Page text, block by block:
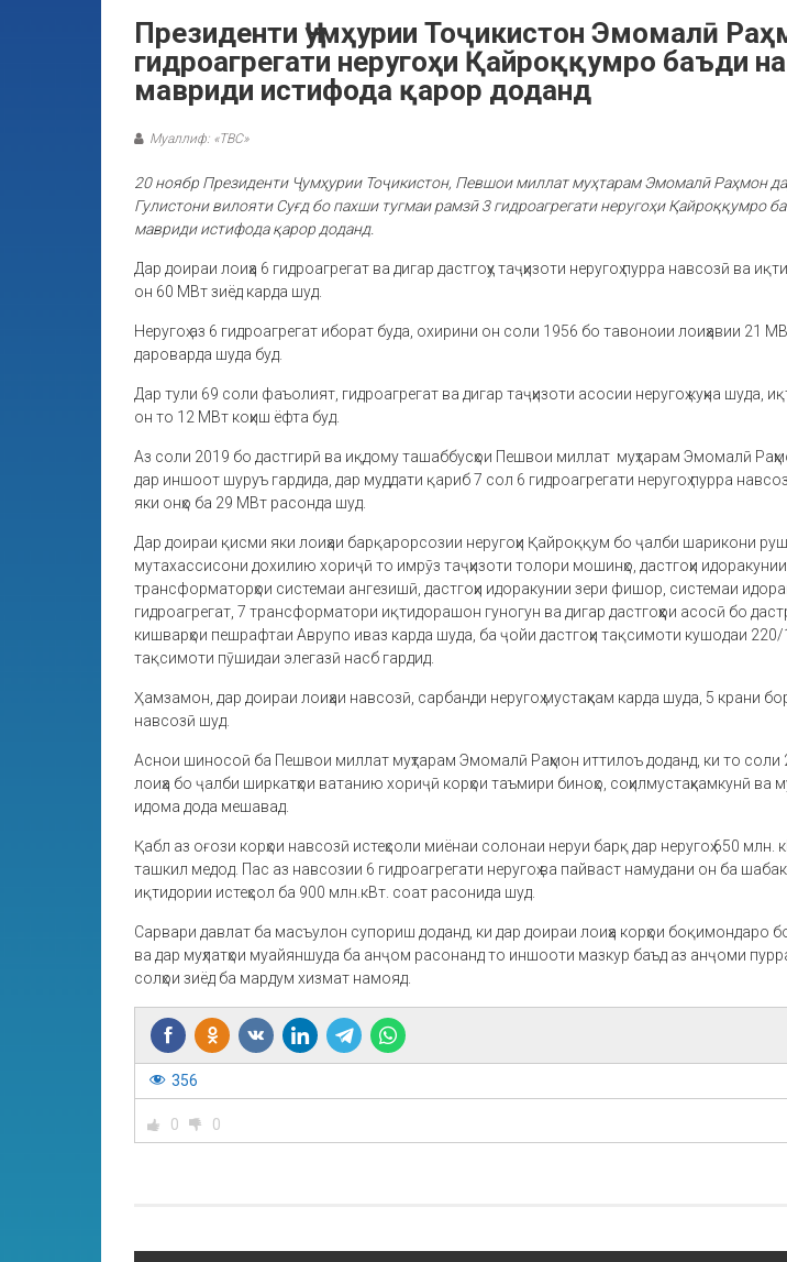
Президенти Ҷумҳурии Тоҷикистон Эмомалӣ
гидроагрегати неругоҳи Қайроққумро баъди
мавриди истифода қарор доданд
Муаллиф: «ТВС»
20 ноябр Президенти Ҷумҳурии Тоҷикистон, Певшои миллат муҳтарам Эмомалӣ Раҳмон
Гулистони вилояти Суғд бо пахши тугмаи рамзӣ 3 гидроагрегати неругоҳи Қайроққумро
мавриди истифода қарор доданд.
Дар доираи лоиҳа 6 гидроагрегат ва дигар дастгоҳу таҷҳизоти неругоҳ пурра навсозӣ ва
он 60 МВт зиёд карда шуд.
Неругоҳ аз 6 гидроагрегат иборат буда, охирини он соли 1956 бо тавоноии лоиҳавии 21
дароварда шуда буд.
Дар тули 69 соли фаъолият, гидроагрегат ва дигар таҷҳизоти асосии неругоҳ куҳна шуда,
он то 12 МВт коҳиш ёфта буд.
Аз соли 2019 бо дастгирӣ ва иқдому ташаббусҳои Пешвои миллат муҳтарам Эмомалӣ
дар иншоот шуруъ гардида, дар муддати қариб 7 сол 6 гидроагрегати неругоҳ пурра
яки онҳо ба 29 МВт расонда шуд.
Дар доираи қисми яки лоиҳаи барқарорсозии неругоҳи Қайроққум бо ҷалби шарикони
мутахассисони дохилию хориҷӣ то имрӯз таҷҳизоти толори мошинҳо, дастгоҳи идоракунии
трансформаторҳои системаи ангезишӣ, дастгоҳи идоракунии зери фишор, системаи
гидроагрегат, 7 трансформатори иқтидорашон гуногун ва дигар дастгоҳҳои асосӣ бо
кишварҳои пешрафтаи Аврупо иваз карда шуда, ба ҷойи дастгоҳи тақсимоти кушодаи 220/
тақсимоти пӯшидаи элегазӣ насб гардид.
Ҳамзамон, дар доираи лоиҳаи навсозӣ, сарбанди неругоҳ мустаҳкам карда шуда, 5 крани
навсозӣ шуд.
Аснои шиносоӣ ба Пешвои миллат муҳтарам Эмомалӣ Раҳмон иттилоъ доданд, ки то соли
лоиҳа бо ҷалби ширкатҳои ватанию хориҷӣ корҳои таъмири биноҳо, соҳилмустаҳкамкунӣ ва
идома дода мешавад.
Қабл аз оғози корҳои навсозӣ истеҳсоли миёнаи солонаи неруи барқ дар неругоҳ 650 млн.
ташкил медод. Пас аз навсозии 6 гидроагрегати неругоҳ ва пайваст намудани он ба
иқтидории истеҳсол ба 900 млн.кВт. соат расонида шуд.
Сарвари давлат ба масъулон супориш доданд, ки дар доираи лоиҳа корҳои боқимондаро
ва дар муҳлатҳои муайяншуда ба анҷом расонанд то иншооти мазкур баъд аз анҷоми
солҳои зиёд ба мардум хизмат намояд.
356
0 0